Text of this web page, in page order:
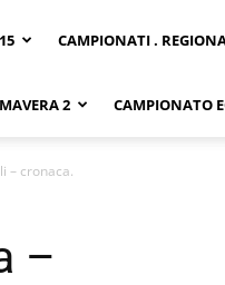
CAMPIONATI .
2 CAMPIONATO
– cronaca.
–